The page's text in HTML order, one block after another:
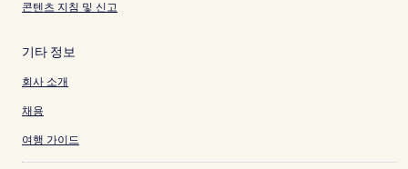
콘텐츠 지침 및 신고
기타 정보
회사 소개
채용
여행 가이드